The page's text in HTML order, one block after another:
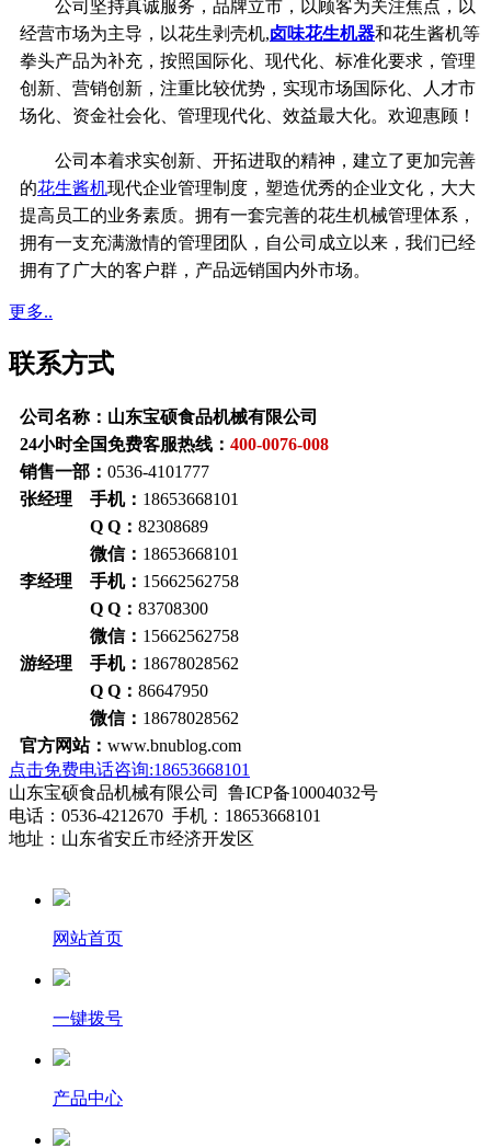
公司坚持真诚服务，品牌立市，以顾客为关注焦点，以
经营市场为主导，以花生剥壳机,卤味花生机器和花生酱机等
拳头产品为补充，按照国际化、现代化、标准化要求，管理
创新、营销创新，注重比较优势，实现市场国际化、人才市
场化、资金社会化、管理现代化、效益最大化。欢迎惠顾！
公司本着求实创新、开拓进取的精神，建立了更加完善
的花生酱机现代企业管理制度，塑造优秀的企业文化，大大
提高员工的业务素质。拥有一套完善的花生机械管理体系，
拥有一支充满激情的管理团队，自公司成立以来，我们已经
拥有了广大的客户群，产品远销国内外市场。
更多..
联系方式
公司名称：山东宝硕食品机械有限公司
24小时全国免费客服热线： 400-0076-008
销售一部： 0536-4101777
张经理 手机： 18653668101
Q Q： 82308689
微信： 18653668101
李经理 手机： 15662562758
Q Q： 83708300
微信： 15662562758
游经理 手机： 18678028562
Q Q： 86647950
微信： 18678028562
官方网站： www.bnublog.com
点击免费电话咨询:18653668101
山东宝硕食品机械有限公司 鲁ICP备10004032号
电话：0536-4212670 手机：18653668101
地址：山东省安丘市经济开发区
网站首页
一键拨号
产品中心